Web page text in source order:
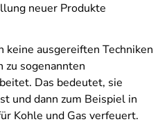
neuer Produkte
keine ausgereiften Techniken
zu sogenannten
Das bedeutet, sie
und dann zum Beispiel in
Kohle und Gas verfeuert.